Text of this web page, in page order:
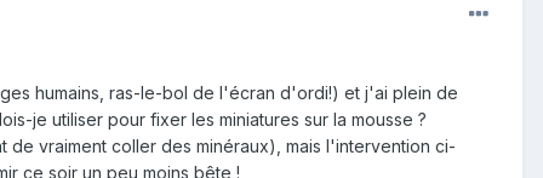
humains, ras-le-bol de l'écran d'ordi!) et j'ai plein de
je utiliser pour fixer les miniatures sur la mousse ?
vraiment coller des minéraux), mais l'intervention ci-
ce soir un peu moins bête !